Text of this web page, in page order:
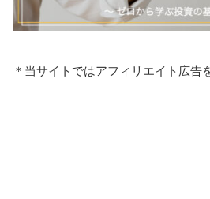
＊当サイトではアフィリエイト広告